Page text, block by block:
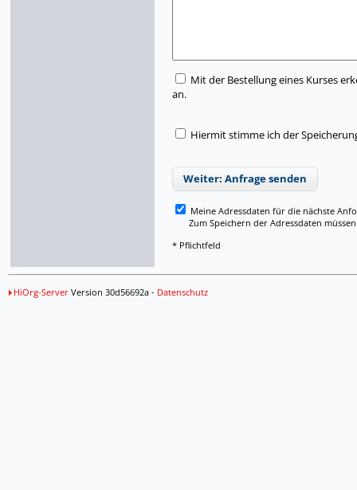
Mit der Bestellung eines Kurses
an.
Hiermit stimme ich der
Weiter: Anfrage senden
Meine Adressdaten für die nächste
Zum Speichern der Adressdaten müssen
* Pflichtfeld
HiOrg-ServerVersion 30d56692a - Datenschutz